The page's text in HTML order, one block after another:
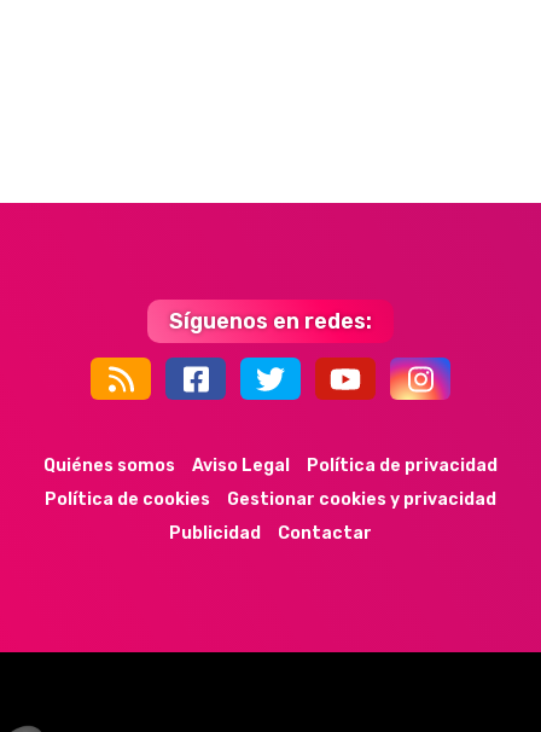
Síguenos en redes:
44k 9k 35k 352
Quiénes somos Aviso Legal
Política de privacidad
Política de cookies
Gestionar cookies y privacidad
Publicidad
Contactar